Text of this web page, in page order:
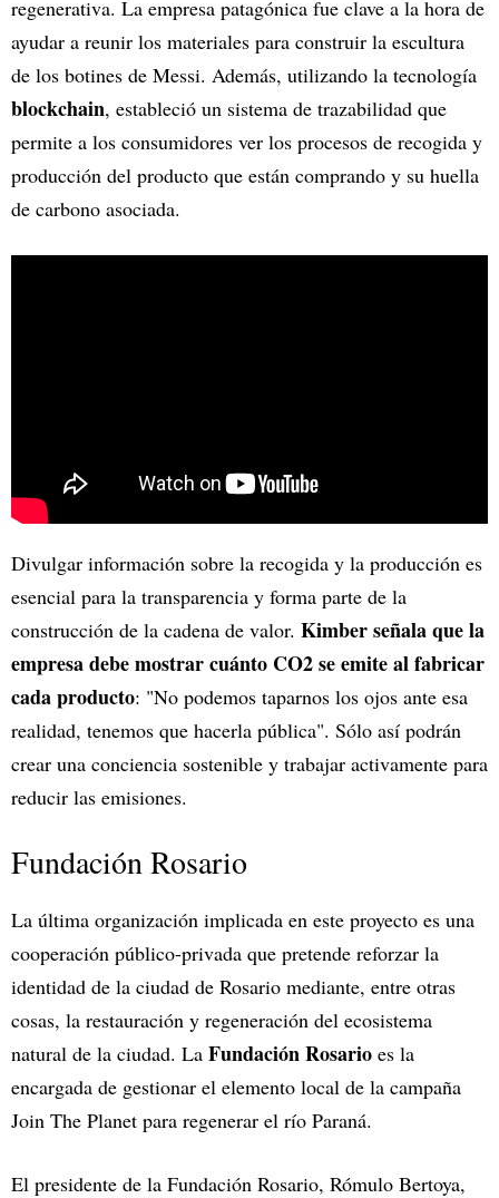
regenerativa. La empresa patagónica fue clave a la hora de
ayudar a reunir los materiales para construir la escultura
de los botines de Messi. Además, utilizando la tecnología
blockchain, estableció un sistema de trazabilidad que
permite a los consumidores ver los procesos de recogida y
producción del producto que están comprando y su huella
de carbono asociada.
Divulgar información sobre la recogida y la producción es
esencial para la transparencia y forma parte de la
construcción de la cadena de valor. Kimber señala que la
empresa debe mostrar cuánto CO2 se emite al fabricar
cada producto: "No podemos taparnos los ojos ante esa
realidad, tenemos que hacerla pública". Sólo así podrán
crear una conciencia sostenible y trabajar activamente para
reducir las emisiones.
Fundación Rosario
La última organización implicada en este proyecto es una
cooperación público-privada que pretende reforzar la
identidad de la ciudad de Rosario mediante, entre otras
cosas, la restauración y regeneración del ecosistema
natural de la ciudad. La Fundación Rosario es la
encargada de gestionar el elemento local de la campaña
Join The Planet para regenerar el río Paraná.
El presidente de la Fundación Rosario, Rómulo Bertoya,